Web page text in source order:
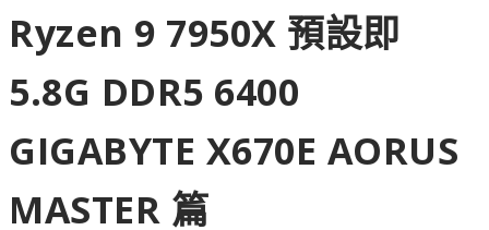
Ryzen 9 7950X 預設即
5.8G DDR5 6400
GIGABYTE X670E AORUS
MASTER 篇